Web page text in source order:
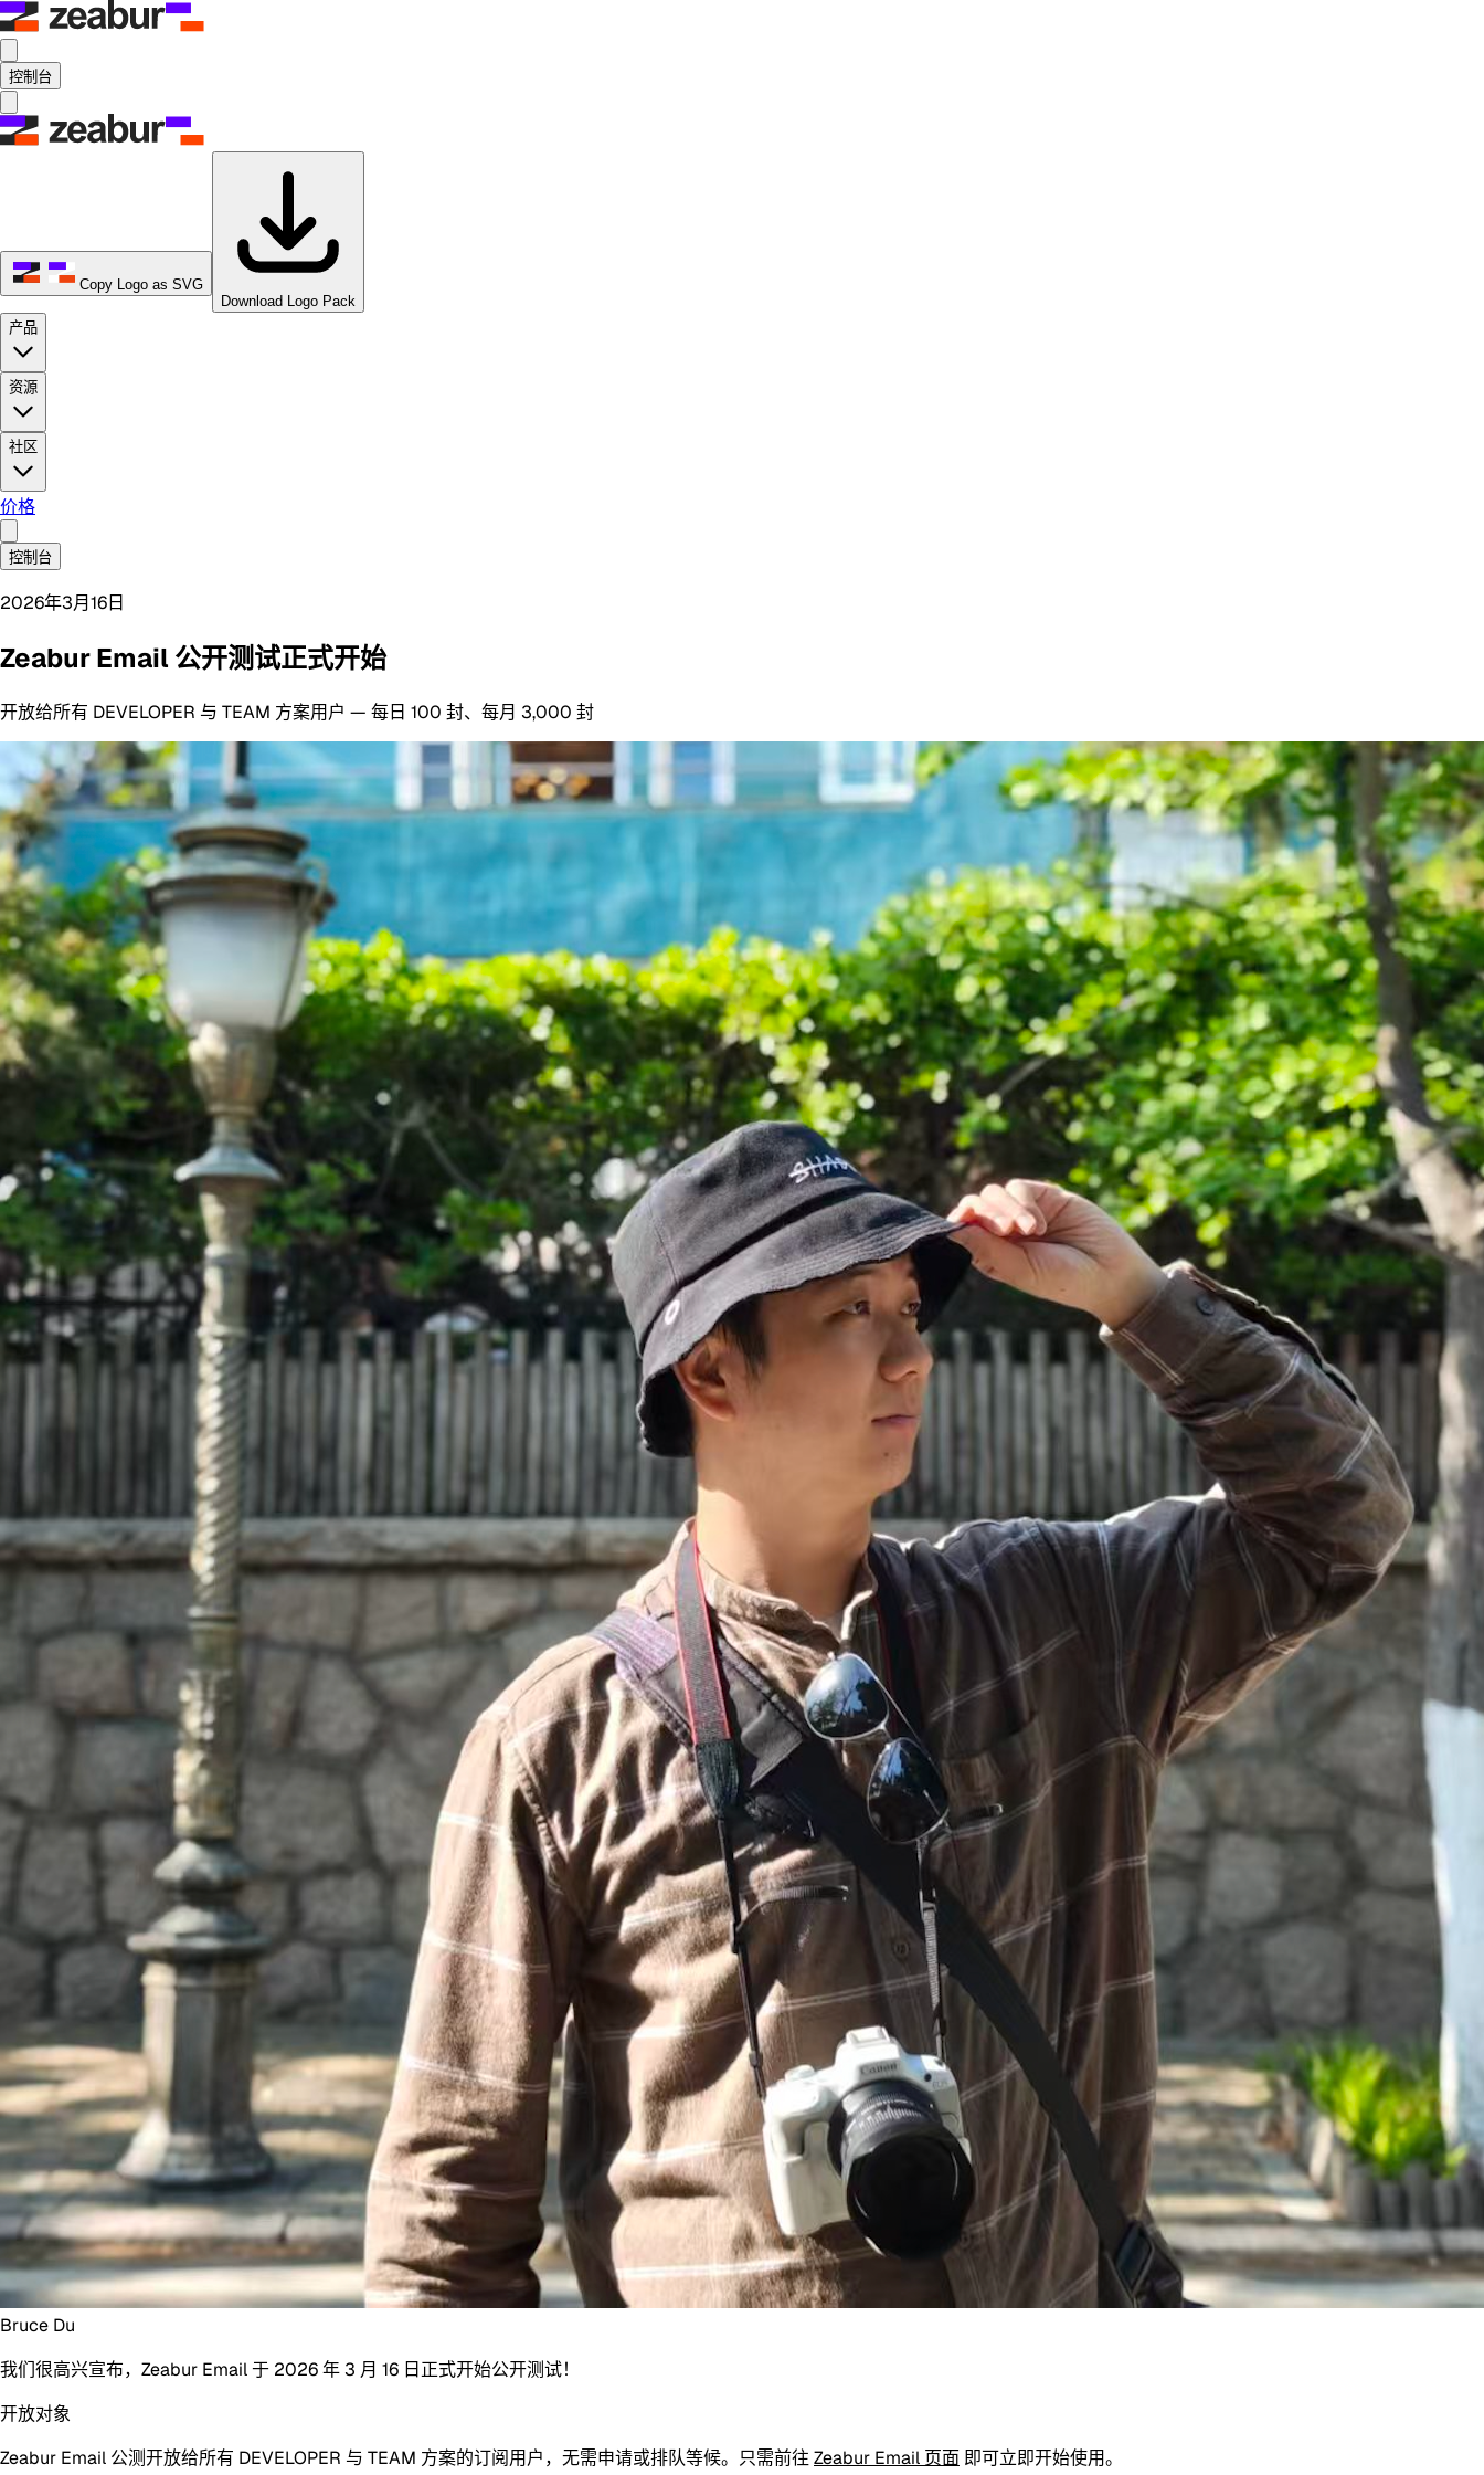
控制台
Copy Logo as SVG
Download Logo Pack
产品
资源
社区
价格
控制台
2026年3月16日
Zeabur Email 公开测试正式开始
开放给所有 DEVELOPER 与 TEAM 方案用户 — 每日 100 封、每月 3,000 封
Bruce Du
我们很高兴宣布， Zeabur Email于 2026 年 3 月 16 日正式开始公开测试！
开放对象
Zeabur Email 公测开放给所有 DEVELOPER 与 TEAM 方案的订阅用户，无需申请或排队等候。只需前往 Zeabur Email 页面 即可立即开始使用。